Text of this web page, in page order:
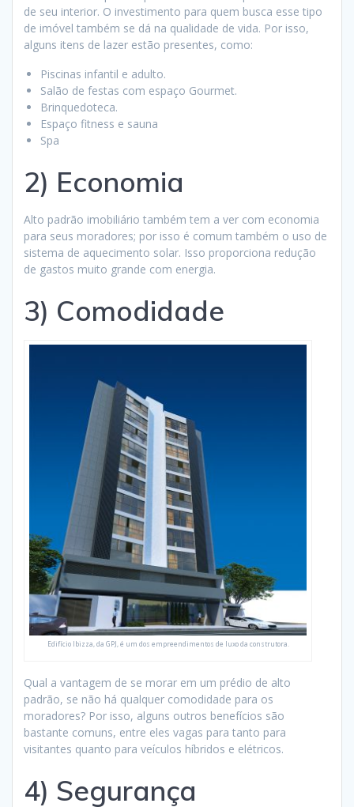
de seu interior. O investimento para quem busca esse tipo
de imóvel também se dá na qualidade de vida. Por isso,
alguns itens de lazer estão presentes, como:
Piscinas infantil e adulto.
Salão de festas com espaço Gourmet.
Brinquedoteca.
Espaço fitness e sauna
Spa
2) Economia
Alto padrão imobiliário também tem a ver com economia
para seus moradores; por isso é comum também o uso de
sistema de aquecimento solar. Isso proporciona redução
de gastos muito grande com energia.
3) Comodidade
Edifício Ibizza, da GPJ, é um dos empreendimentos de luxo da construtora.
Qual a vantagem de se morar em um prédio de alto
padrão, se não há qualquer comodidade para os
moradores? Por isso, alguns outros benefícios são
bastante comuns, entre eles vagas para tanto para
visitantes quanto para veículos híbridos e elétricos.
4) Segurança